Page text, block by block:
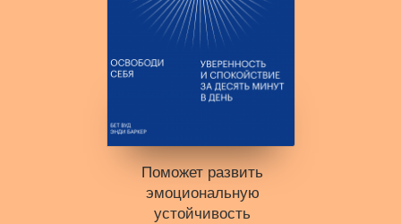
Поможет развить
эмоциональную
устойчивость